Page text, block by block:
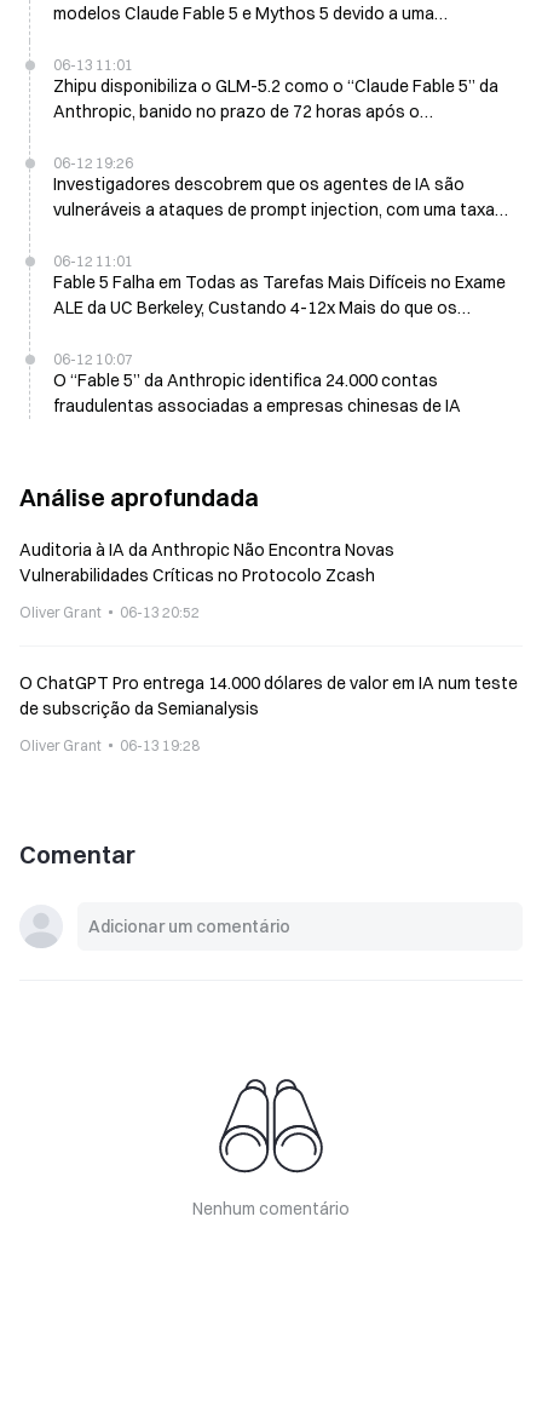
modelos Claude Fable 5 e Mythos 5 devido a uma
06-13 11:01
Zhipu disponibiliza o GLM-5.2 como o “Claude Fable 5” da
Anthropic, banido no prazo de 72 horas após o
06-12 19:26
Investigadores descobrem que os agentes de IA são
vulneráveis a ataques de prompt injection, com uma taxa
06-12 11:01
Fable 5 Falha em Todas as Tarefas Mais Difíceis no Exame
ALE da UC Berkeley, Custando 4-12x Mais do que os
06-12 10:07
O “Fable 5” da Anthropic identifica 24.000 contas
fraudulentas associadas a empresas chinesas de IA
Análise aprofundada
Auditoria à IA da Anthropic Não Encontra Novas
Vulnerabilidades Críticas no Protocolo Zcash
Oliver Grant 06-13 20:52
O ChatGPT Pro entrega 14.000 dólares de valor em IA num teste
de subscrição da Semianalysis
Oliver Grant 06-13 19:28
Comentar
Nenhum comentário